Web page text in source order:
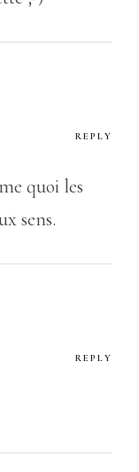
REPLY
quoi les
sens.
REPLY